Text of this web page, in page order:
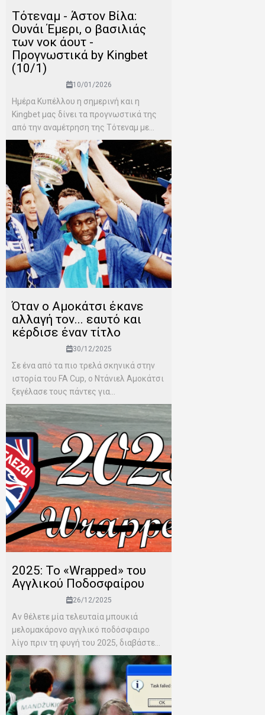
Τότεναμ - Άστον Βίλα:
Ουνάι Έμερι, ο βασιλιάς
των νοκ άουτ -
Προγνωστικά by Kingbet
(10/1)
10/01/2026
Ημέρα Κυπέλλου η σημερινή και η
Kingbet μας δίνει τα προγνωστικά της
από την αναμέτρηση της Τότεναμ με...
Όταν ο Αμοκάτσι έκανε
αλλαγή τον... εαυτό και
κέρδισε έναν τίτλο
30/12/2025
Σε ένα από τα πιο τρελά σκηνικά στην
ιστορία του FA Cup, ο Ντάνιελ Αμοκάτσι
ξεγέλασε τους πάντες για...
2025: Το «Wrapped» του
Αγγλικού Ποδοσφαίρου
26/12/2025
Αν θέλετε μία τελευταία μπουκιά
μελομακάρονο αγγλικό ποδόσφαιρο
λίγο πριν τη φυγή του 2025, διαβάστε...